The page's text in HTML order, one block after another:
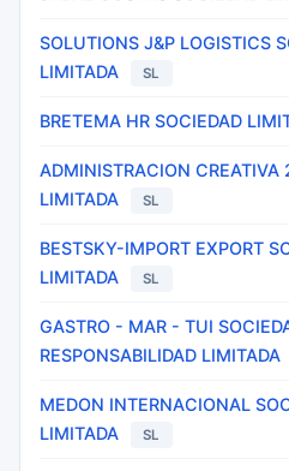
SOLUTIONS J&P LOGISTICS
LIMITADA
SL
BRETEMA HR SOCIEDAD
ADMINISTRACION CREATIVA
LIMITADA
SL
BESTSKY-IMPORT EXPORT
LIMITADA
SL
GASTRO - MAR - TUI
RESPONSABILIDAD LIMITADA
MEDON INTERNACIONAL
LIMITADA
SL